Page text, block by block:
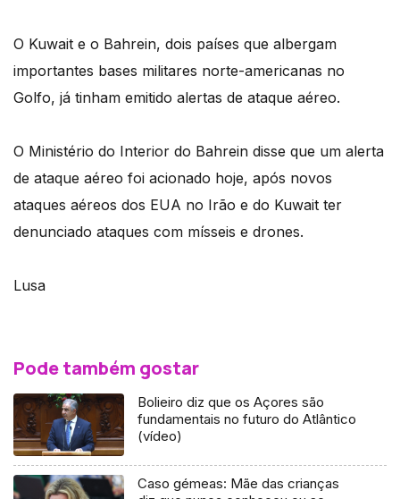
O Kuwait e o Bahrein, dois países que albergam
importantes bases militares norte-americanas no
Golfo, já tinham emitido alertas de ataque aéreo.
O Ministério do Interior do Bahrein disse que um alerta
de ataque aéreo foi acionado hoje, após novos
ataques aéreos dos EUA no Irão e do Kuwait ter
denunciado ataques com mísseis e drones.
Lusa
Pode também gostar
Bolieiro diz que os Açores são
fundamentais no futuro do Atlântico
(vídeo)
Caso gémeas: Mãe das crianças